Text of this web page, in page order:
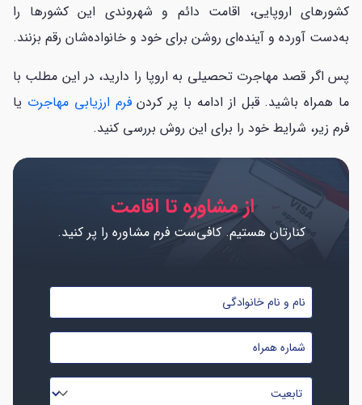
کشورهای اروپایی، اقامت دائم و شهروندی این کشورها را
به‌دست آورده و آینده‌ای روشن برای خود و خانواده‌شان رقم بزنند.
پس اگر قصد مهاجرت تحصیلی به اروپا را دارید، در این مطلب با
ما همراه باشید. قبل از ادامه با پر کردنفرم ارزیابی مهاجرت یا
فرم زیر، شرایط خود را برای این روش بررسی کنید.
از مشاوره تا اقامت
کنارتان هستیم. کافی‌ست فرم مشاوره را پر کنید.
نام
و
نام
خانوادگی
شماره
موبایل
تابعیت